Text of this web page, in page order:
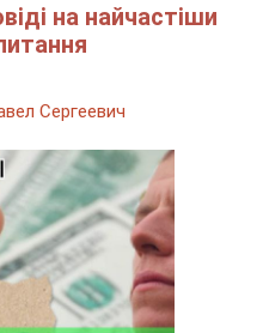
на найчастіши
Сергеевич